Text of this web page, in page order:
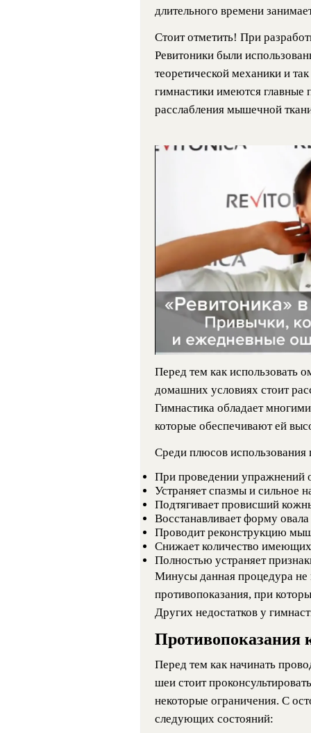
длительного времени
Стоит отметить! При
Ревитоники были
теоретической механики и
гимнастики имеются главные
расслабления мышечной
Перед тем как использовать
домашних условиях стоит
Гимнастика обладает
которые обеспечивают ей
Среди плюсов использования
При проведении упражнений
Устраняет спазмы и сильное
Подтягивает провисший
Восстанавливает форму
Проводит реконструкцию
Снижает количество
Полностью устраняет
Минусы данная процедура не
противопоказания, при
Других недостатков у
Перед тем как начинать
шеи стоит
некоторые ограничения. С
следующих состояний: